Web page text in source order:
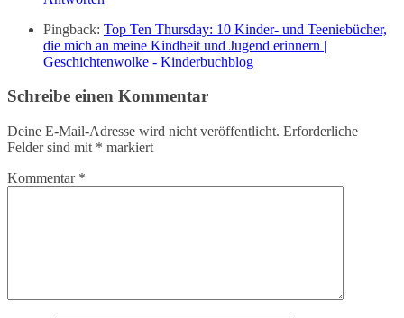
Pingback: Top Ten Thursday: 10 Kinder- und Teeniebücher,
die mich an meine Kindheit und Jugend erinnern |
Geschichtenwolke - Kinderbuchblog
Schreibe einen Kommentar
Deine E-Mail-Adresse wird nicht veröffentlicht. Erforderliche
Felder sind mit * markiert
Kommentar *